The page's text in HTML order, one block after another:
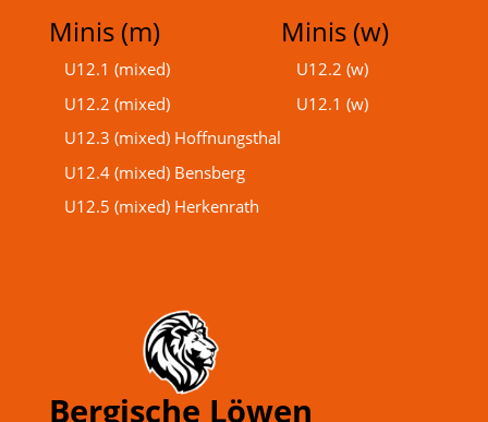
Minis (m)
U12.1 (mixed)
U12.2 (mixed)
U12.3 (mixed) Hoffnungsthal
U12.4 (mixed) Bensberg
U12.5 (mixed) Herkenrath
Minis (w)
U12.2 (w)
U12.1 (w)
Bergische Löwen